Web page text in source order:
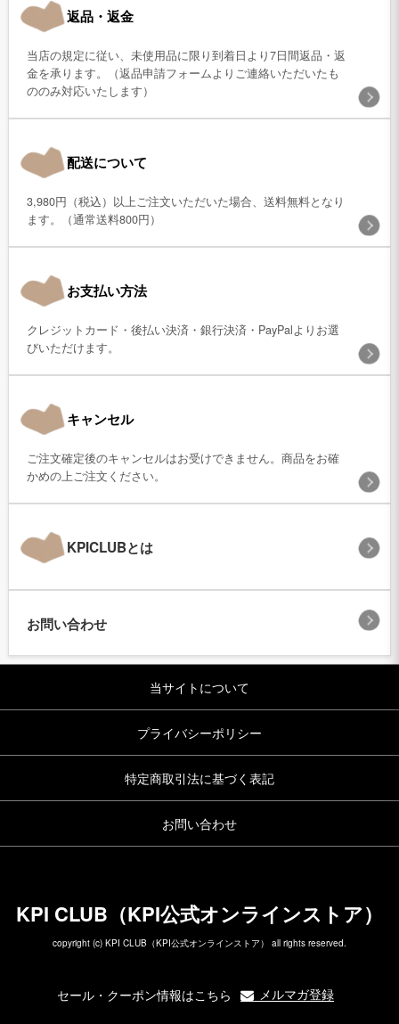
返品・返金
当店の規定に従い、未使用品に限り到着日より7日間返品・返
金を承ります。（返品申請フォームよりご連絡いただいたも
ののみ対応いたします）
配送について
3,980円（税込）以上ご注文いただいた場合、送料無料となり
ます。（通常送料800円）
お支払い方法
クレジットカード・後払い決済・銀行決済・PayPalよりお選
びいただけます。
キャンセル
ご注文確定後のキャンセルはお受けできません。商品をお確
かめの上ご注文ください。
KPICLUBとは
お問い合わせ
当サイトについて
プライバシーポリシー
特定商取引法に基づく表記
お問い合わせ
KPI CLUB（KPI公式オンラインストア）
copyright (c) KPI CLUB（KPI公式オンラインストア） all rights reserved.
セール・クーポン情報はこちら メルマガ登録